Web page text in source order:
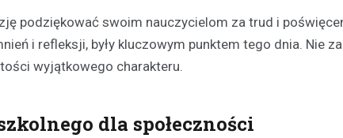
podziękować swoim nauczycielom za trud i
i refleksji, były kluczowym punktem tego dnia. Nie
wyjątkowego charakteru.
dla społeczności